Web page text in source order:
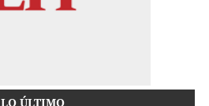
LO ÚLTIMO